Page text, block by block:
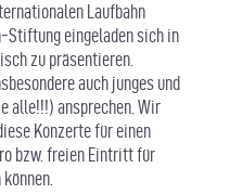
Laufbahn
Stiftung eingeladen sich in
zu präsentieren.
auch junges und
alle!!!) ansprechen. Wir
Konzerte für einen
bzw. freien Eintritt für